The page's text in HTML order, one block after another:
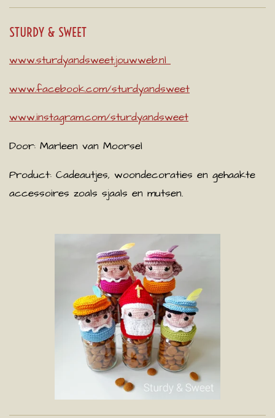
STURDY & SWEET
www.sturdyandsweet.jouwweb.nl
www.facebook.com/sturdyandsweet
www.instagram.com/sturdyandsweet
Door: Marleen van Moorsel
Product: Cadeautjes, woondecoraties en gehaakte
accessoires zoals sjaals en mutsen.